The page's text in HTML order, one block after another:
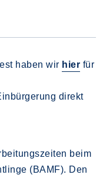
haben wir hier für
direkt
beim
(BAMF). Den